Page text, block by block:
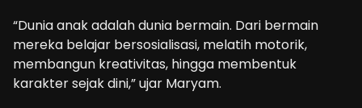
“Dunia anak adalah dunia bermain. Dari bermain
mereka belajar bersosialisasi, melatih motorik,
membangun kreativitas, hingga membentuk
karakter sejak dini,” ujar Maryam.